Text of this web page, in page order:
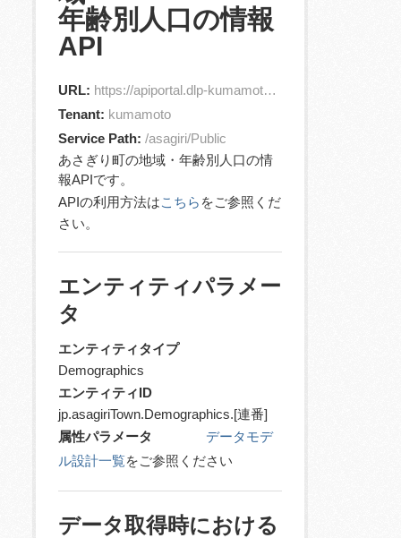
年齢別人口の情報
API
URL: https://apiportal.dlp-kumamoto.jp/orion/v2/entities?id=jp.asagiriTown.Demographics.1
Tenant: kumamoto
Service Path: /asagiri/Public
あさぎり町の地域・年齢別人口の情
報APIです。
APIの利用方法はこちら をご参照くだ
さい。
エンティティパラメー
タ
エンティティタイプ
Demographics
エンティティID
jp.asagiriTown.Demographics.[連番]
属性パラメータ
データモデ
ル設計一覧をご参照ください
データ取得時における